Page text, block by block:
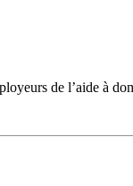
de l’aide à